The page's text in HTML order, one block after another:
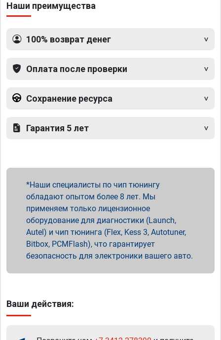
Наши преимущества
100% возврат денег
Оплата после проверки
Сохранение ресурса
Гарантия 5 лет
Наши специалисты по чип тюнингу
обладают опытом более 8 лет. Мы
применяем только лицензионное
оборудование для диагностики (Launch,
Autel) и чип тюнинга (Flex, Kess 3, Autotuner,
Bitbox, PCMFlash), что гарантирует
безопасность для электроники вашего авто.
Ваши действия: